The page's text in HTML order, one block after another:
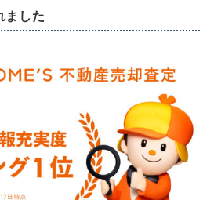
ました